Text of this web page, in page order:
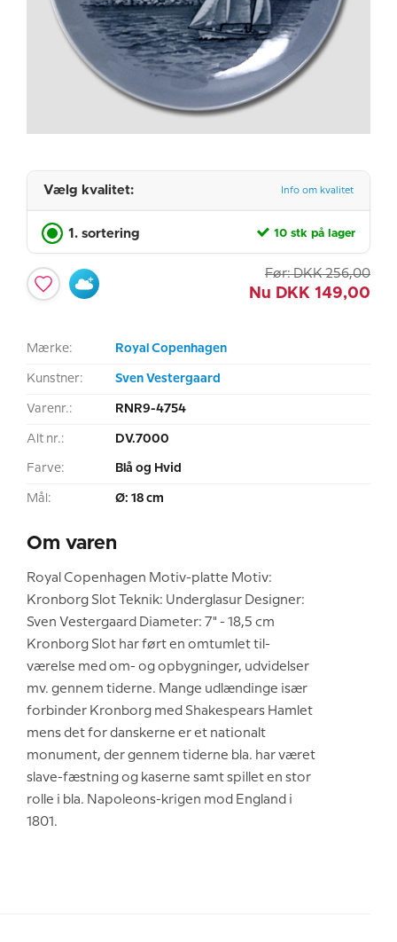
Vælg kvalitet: Info om kvalitet
1. sortering 10 stk på lager
Før: DKK 256,00
Nu DKK 149,00
Mærke: Royal Copenhagen
Kunstner: Sven Vestergaard
Varenr.: RNR9-4754
Alt nr.: DV.7000
Farve: Blå og Hvid
Mål: Ø: 18 cm
Om varen
Royal Copenhagen Motiv-platte Motiv:
Kronborg Slot Teknik: Underglasur Designer:
Sven Vestergaard Diameter: 7" - 18,5 cm
Kronborg Slot har ført en omtumlet til-
værelse med om- og opbygninger, udvidelser
mv. gennem tiderne. Mange udlændinge især
forbinder Kronborg med Shakespears Hamlet
mens det for danskerne er et nationalt
monument, der gennem tiderne bla. har været
slave-fæstning og kaserne samt spillet en stor
rolle i bla. Napoleons-krigen mod England i
1801.